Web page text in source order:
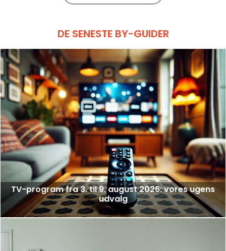
DE SENESTE BY-GUIDER
TV-program fra 3. til 9. august 2026: vores ugens
udvalg